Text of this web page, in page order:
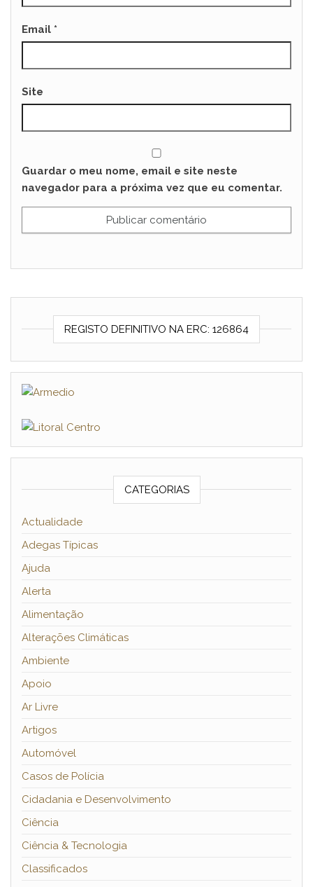
Email *
Site
Guardar o meu nome, email e site neste
navegador para a próxima vez que eu comentar.
REGISTO DEFINITIVO NA ERC: 126864
CATEGORIAS
Actualidade
Adegas Típicas
Ajuda
Alerta
Alimentação
Alterações Climáticas
Ambiente
Apoio
Ar Livre
Artigos
Automóvel
Casos de Polícia
Cidadania e Desenvolvimento
Ciência
Ciência & Tecnologia
Classificados